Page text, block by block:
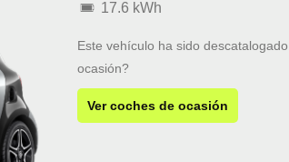
17.6 kWh
Este vehículo ha sido
ocasión?
Ver coches de ocasión